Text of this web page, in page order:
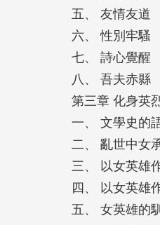
五、 友情友道
六、 性別牢騷
七、 詩心覺醒
八、 吾夫赤縣
第三章 化身英
一、 文學史的
二、 亂世中女
三、 以女英雄
四、 以女英雄
五、 女英雄的